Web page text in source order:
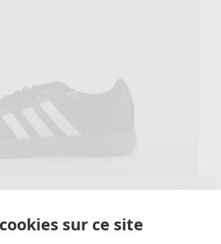
sur ce site